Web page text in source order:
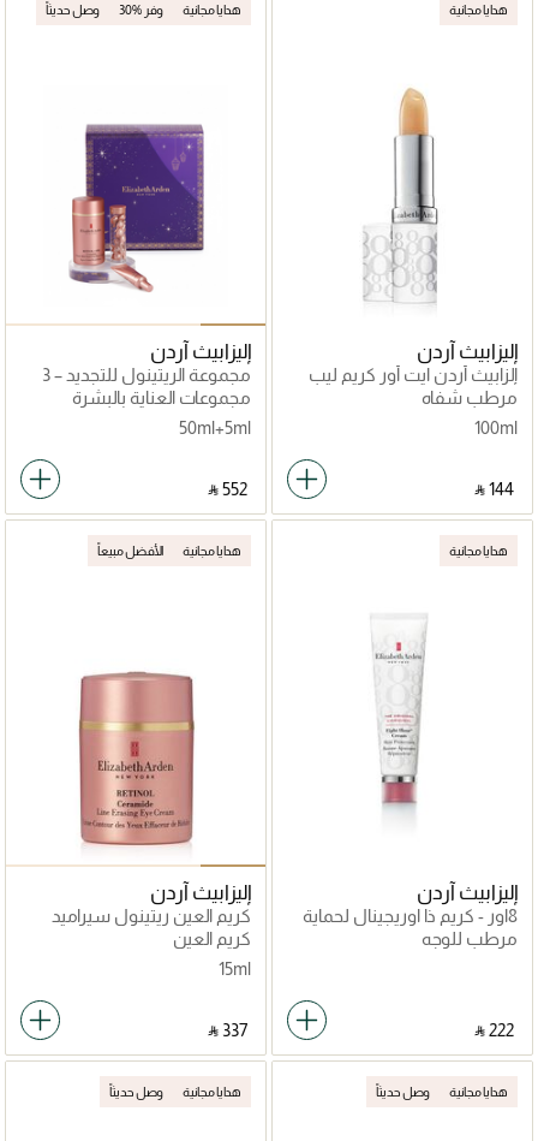
هدايا مجانية
إليزابيث آردن
إلزابيث أردن ايت أور كريم ليب
ستيك اس بي اف 15
مرطب شفاه
100ml
‎ ⃁ ⁦144⁩ ‎
هدايا مجانية وفر %30 وصل حديثاً
إليزابيث آردن
مجموعة الريتينول للتجديد – 3
قطع
مجموعات العناية بالبشرة
50ml+5ml
‎ ⃁ ⁦552⁩ ‎
هدايا مجانية
إليزابيث آردن
8اور - كريم ذا اوريجينال لحماية
البشرة
مرطب للوجه
‎ ⃁ ⁦222⁩ ‎
هدايا مجانية الأفضل مبيعاً
إليزابيث آردن
كريم العين ريتينول سيراميد
لاين ، 15 مل
كريم العين
15ml
‎ ⃁ ⁦337⁩ ‎
هدايا مجانية وصل حديثاً هدايا مجانية وصل حديثاً